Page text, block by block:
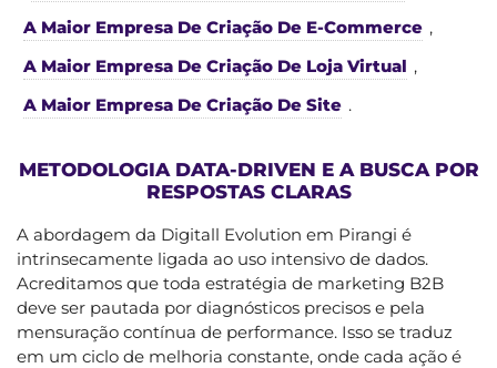
A Maior Empresa De Criação De E-Commerce ,
A Maior Empresa De Criação De Loja Virtual ,
A Maior Empresa De Criação De Site .
METODOLOGIA DATA-DRIVEN E A BUSCA POR
RESPOSTAS CLARAS
A abordagem da Digitall Evolution em Pirangi é
intrinsecamente ligada ao uso intensivo de dados.
Acreditamos que toda estratégia de marketing B2B
deve ser pautada por diagnósticos precisos e pela
mensuração contínua de performance. Isso se traduz
em um ciclo de melhoria constante, onde cada ação é